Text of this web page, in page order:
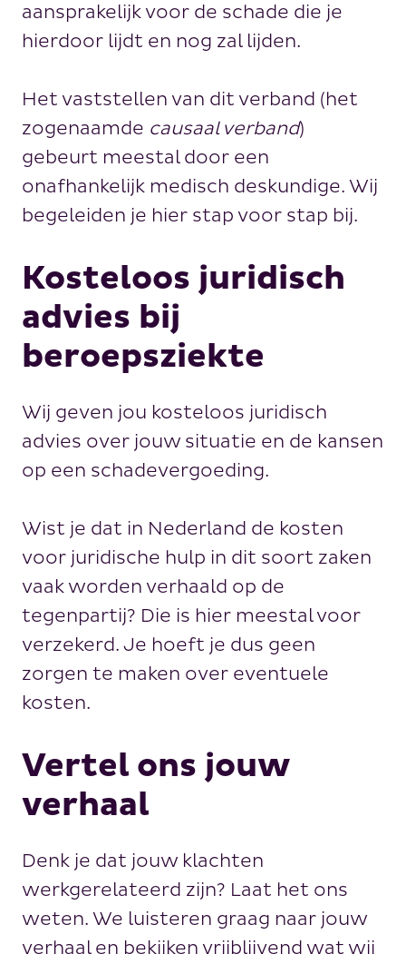
aansprakelijk voor de schade die je
hierdoor lijdt en nog zal lijden.
Het vaststellen van dit verband (het
zogenaamde causaal verband)
gebeurt meestal door een
onafhankelijk medisch deskundige. Wij
begeleiden je hier stap voor stap bij.
Kosteloos juridisch
advies bij
beroepsziekte
Wij geven jou kosteloos juridisch
advies over jouw situatie en de kansen
op een schadevergoeding.
Wist je dat in Nederland de kosten
voor juridische hulp in dit soort zaken
vaak worden verhaald op de
tegenpartij? Die is hier meestal voor
verzekerd. Je hoeft je dus geen
zorgen te maken over eventuele
kosten.
Vertel ons jouw
verhaal
Denk je dat jouw klachten
werkgerelateerd zijn? Laat het ons
weten. We luisteren graag naar jouw
verhaal en bekijken vrijblijvend wat wij